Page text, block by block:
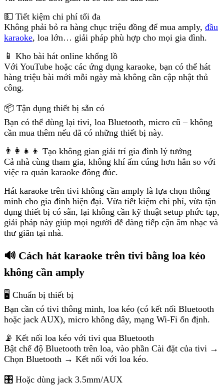
💵 Tiết kiệm chi phí tối đa
Không phải bỏ ra hàng chục triệu đồng để mua amply, đầu
karaoke, loa lớn… giải pháp phù hợp cho mọi gia đình.
📱 Kho bài hát online khổng lồ
Với YouTube hoặc các ứng dụng karaoke, bạn có thể hát
hàng triệu bài mới mỗi ngày mà không cần cập nhật thủ
công.
📦 Tận dụng thiết bị sẵn có
Bạn có thể dùng lại tivi, loa Bluetooth, micro cũ – không
cần mua thêm nếu đã có những thiết bị này.
👨‍👩‍👧‍👦 Tạo không gian giải trí gia đình lý tưởng
Cả nhà cùng tham gia, không khí ấm cúng hơn hẳn so với
việc ra quán karaoke đông đúc.
Hát karaoke trên tivi không cần amply là lựa chọn thông
minh cho gia đình hiện đại. Vừa tiết kiệm chi phí, vừa tận
dụng thiết bị có sẵn, lại không cần kỹ thuật setup phức tạp,
giải pháp này giúp mọi người dễ dàng tiếp cận âm nhạc và
thư giãn tại nhà.
🔊 Cách hát karaoke trên tivi bằng loa kéo
không cần amply
🖥️ Chuẩn bị thiết bị
Bạn cần có tivi thông minh, loa kéo (có kết nối Bluetooth
hoặc jack AUX), micro không dây, mạng Wi-Fi ổn định.
📡 Kết nối loa kéo với tivi qua Bluetooth
Bật chế độ Bluetooth trên loa, vào phần Cài đặt của tivi →
Chọn Bluetooth → Kết nối với loa kéo.
🎛️ Hoặc dùng jack 3.5mm/AUX